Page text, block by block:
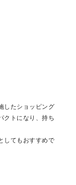
したショッピング
クトになり、持ち
してもおすすめで